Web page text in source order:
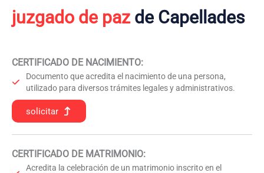
juzgado de pazde Capellades
CERTIFICADO DE NACIMIENTO:
Documento que acredita el nacimiento de una persona,
utilizado para diversos trámites legales y administrativos.
solicitar
CERTIFICADO DE MATRIMONIO:
Acredita la celebración de un matrimonio inscrito en el